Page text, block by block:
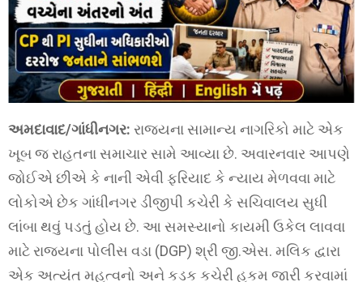
અમદાવાદ/ગાંધીનગર: રાજ્યના સામાન્ય નાગરિકો માટે એક
ખૂબ જ રાહતના સમાચાર સામે આવ્યા છે. અવારનવાર આપણે
જોઈએ છીએ કે નાની એવી ફરિયાદ કે ન્યાય મેળવવા માટે
લોકોએ છેક ગાંધીનગર ડીજીપી કચેરી કે સચિવાલય સુધી
લાંબા થવું પડતું હોય છે. આ સમસ્યાનો કાયમી ઉકેલ લાવવા
માટે રાજ્યના પોલીસ વડા (DGP) શ્રી જી.એસ. મલિક દ્વારા
એક અત્યંત મહત્વનો અને કડક કચેરી હુકમ જારી કરવામાં